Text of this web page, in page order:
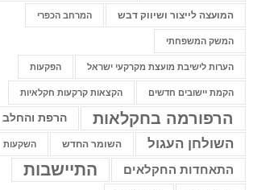
המועצה לייצור ושיווק דבש המרחב הכפרי
המשק המשפחתי
הערות לישיבת מועצת מקרקעי ישראל הפקעות
הקמת יישובים חדשים הקצאות קרקעות חקלאיות
הרפורמה בחקלאות הרפת והחלב
השולחן העגול השומר החדש השקעות
התאחדות החקלאים התיישבות